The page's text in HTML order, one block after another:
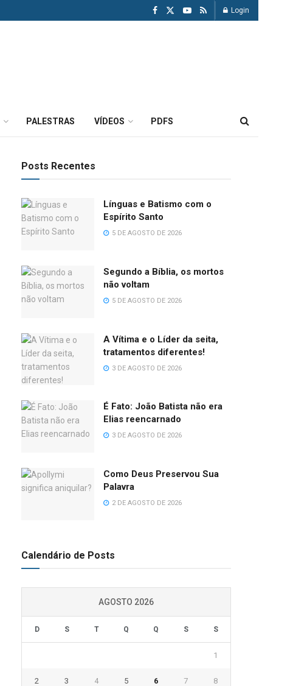
Login
PALESTRAS VÍDEOS PDFS
Posts Recentes
Línguas e Batismo com o
Espírito Santo
5 DE AGOSTO DE 2026
Segundo a Bíblia, os mortos
não voltam
5 DE AGOSTO DE 2026
A Vítima e o Líder da seita,
tratamentos diferentes!
3 DE AGOSTO DE 2026
É Fato: João Batista não era
Elias reencarnado
3 DE AGOSTO DE 2026
Como Deus Preservou Sua
Palavra
2 DE AGOSTO DE 2026
Calendário de Posts
AGOSTO 2026
D S T Q Q S S
1
2 3 4 5 6 7 8